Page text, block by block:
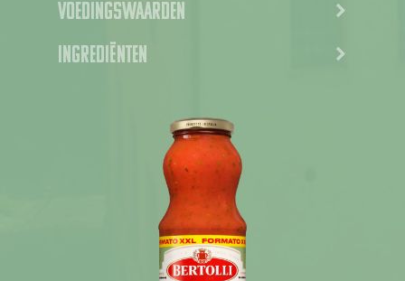
Voedingswaarden
Ingrediënten